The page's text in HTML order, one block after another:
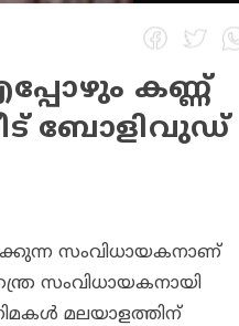
കണ്ണ്
ബോളിവുഡ്
സംവിധായകനാണ്
സംവിധായകനായി
മലയാളത്തിന്